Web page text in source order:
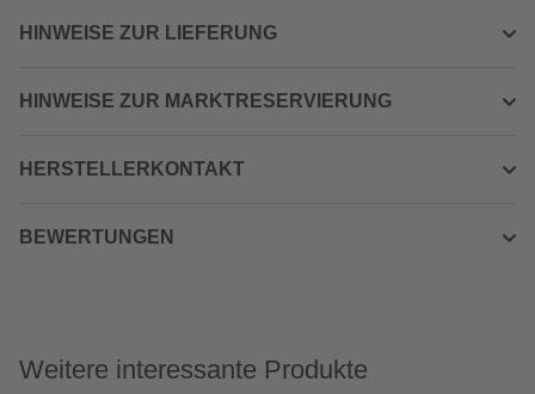
HINWEISE ZUR LIEFERUNG
HINWEISE ZUR MARKTRESERVIERUNG
HERSTELLERKONTAKT
BEWERTUNGEN
Weitere interessante Produkte